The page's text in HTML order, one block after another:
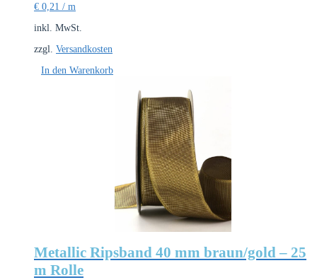
€ 0,21 / m
inkl. MwSt.
zzgl. Versandkosten
In den Warenkorb
Metallic Ripsband 40 mm braun/gold – 25
m Rolle